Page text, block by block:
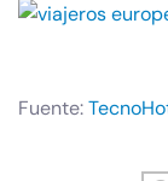
Fuente: